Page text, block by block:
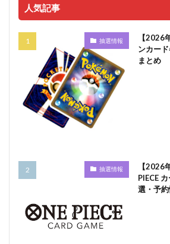
人気記事
抽選情報
【2026
ンカー
まとめ
抽選情報
【2026
PIECE
選・予